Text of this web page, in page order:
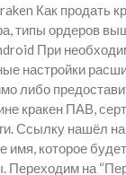
Как продать
типы ордеров
При
настройки
либо
кракен ПАВ,
Ссылку нашёл
которое
на